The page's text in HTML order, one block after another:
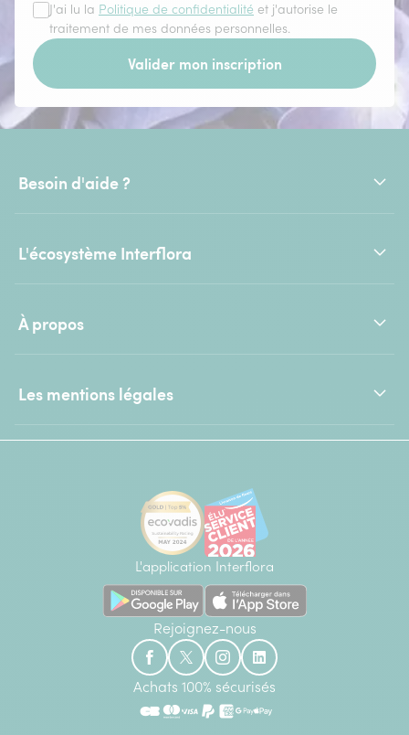
J'ai lu la Politique de confidentialité et j'autorise le
traitement de mes données personnelles.
Valider mon inscription
Besoin d'aide ?
L'écosystème Interflora
À propos
Les mentions légales
L'application Interflora
Rejoignez-nous
Achats 100% sécurisés